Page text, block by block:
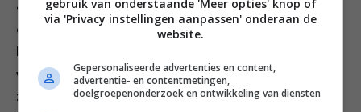
4. Breng een pan water aan de kook en leg de eieren
erin. Breng het water weer zachtjes aan de kook en
wat zachte dooier. Haal de eieren uit het water en laat
ze iets afkoelen. Pel ze dan en halveer ze in de lengte.
gebruik van onderstaande 'Meer opties' knop of
via 'Privacy instellingen aanpassen' onderaan de
website.
Gepersonaliseerde advertenties en content,
advertentie- en contentmetingen,
doelgroepenonderzoek en ontwikkeling van diensten